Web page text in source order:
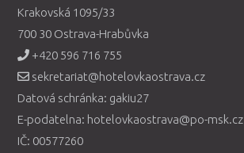
Krakovská 1095/33
700 30 Ostrava-Hrabůvka
+420 596 716 755
sekretariat@hotelovkaostrava.cz
Datová schránka: gakiu27
E-podatelna: hotelovkaostrava@po-msk.cz
IČ: 00577260